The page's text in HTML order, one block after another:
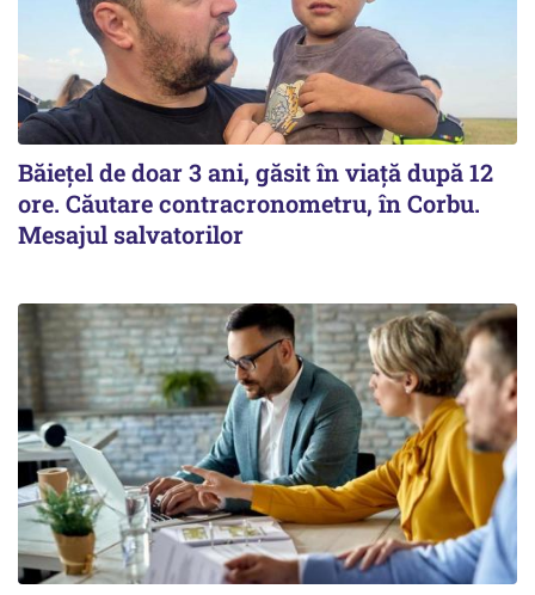
Băiețel de doar 3 ani, găsit în viață după 12
ore. Căutare contracronometru, în Corbu.
Mesajul salvatorilor